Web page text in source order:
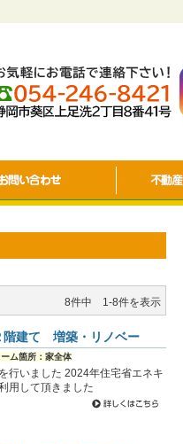
8件中 1-8件を表示
建て 増築・リノベー
ーム箇所：家全体
行いました 2024年住宅省エネキ
用して頂きました